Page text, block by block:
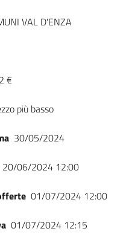
VAL D'ENZA
€
più basso
30/05/2024
20/06/2024 12:00
01/07/2024 12:00
01/07/2024 12:15